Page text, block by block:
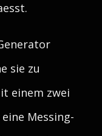
sie zu
einem zwei
Messing-